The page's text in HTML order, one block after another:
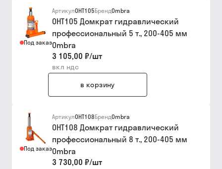
Под заказ
АртикулOHT105БрендOmbra
OHT105 Домкрат гидравлический
профессиональный 5 т., 200-405 мм
Ombra
3 105,00 ₽/шт
вкл ндс
в корзину
Под заказ
АртикулOHT108БрендOmbra
OHT108 Домкрат гидравлический
профессиональный 8 т., 200-405 мм
Ombra
3 730,00 ₽/шт